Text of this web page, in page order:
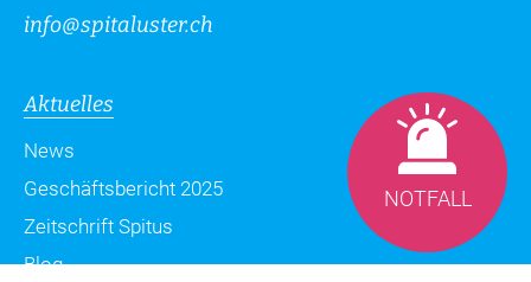
NOTFALL
info@spitaluster.ch
Aktuelles
News
Geschäftsbericht 2025
Zeitschrift Spitus
Blog